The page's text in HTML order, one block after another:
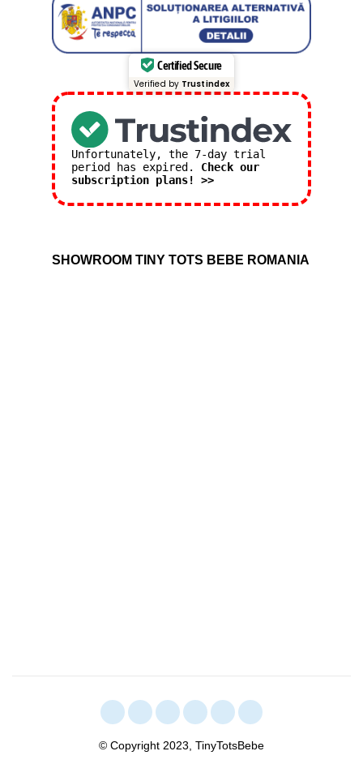
Certified Secure
Verified by Trustindex
Unfortunately, the 7-day trial
period has expired. Check our
subscription plans! >>
SHOWROOM TINY TOTS BEBE ROMANIA
© Copyright 2023, TinyTotsBebe